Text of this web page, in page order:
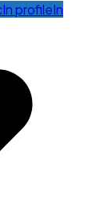
In profileIn